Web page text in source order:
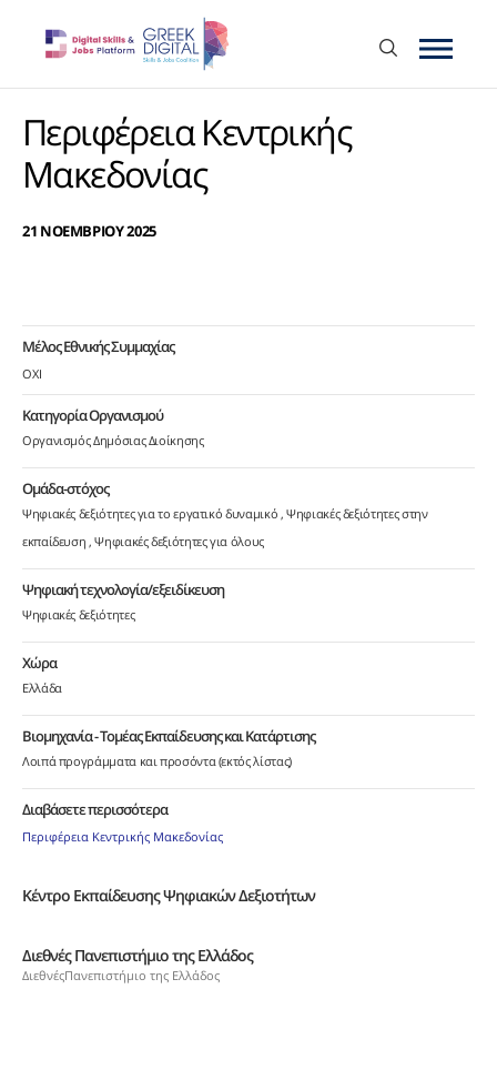
Περιφέρεια Κεντρικής
Μακεδονίας
21 ΝΟΕΜΒΡΙΟΥ 2025
Μέλος Εθνικής Συμμαχίας
ΟΧΙ
Κατηγορία Οργανισμού
Οργανισμός Δημόσιας Διοίκησης
Ομάδα-στόχος
Ψηφιακές δεξιότητες για το εργατικό δυναμικό Ψηφιακές δεξιότητες στην
εκπαίδευση Ψηφιακές δεξιότητες για όλους
Ψηφιακή τεχνολογία/εξειδίκευση
Ψηφιακές δεξιότητες
Χώρα
Ελλάδα
Βιομηχανία - Τομέας Εκπαίδευσης και Κατάρτισης
Λοιπά προγράμματα και προσόντα (εκτός λίστας)
Διαβάσετε περισσότερα
Περιφέρεια Κεντρικής Μακεδονίας
Κέντρο Εκπαίδευσης Ψηφιακών Δεξιοτήτων
Διεθνές Πανεπιστήμιο της Ελλάδος
ΔιεθνέςΠανεπιστήμιο της Ελλάδος